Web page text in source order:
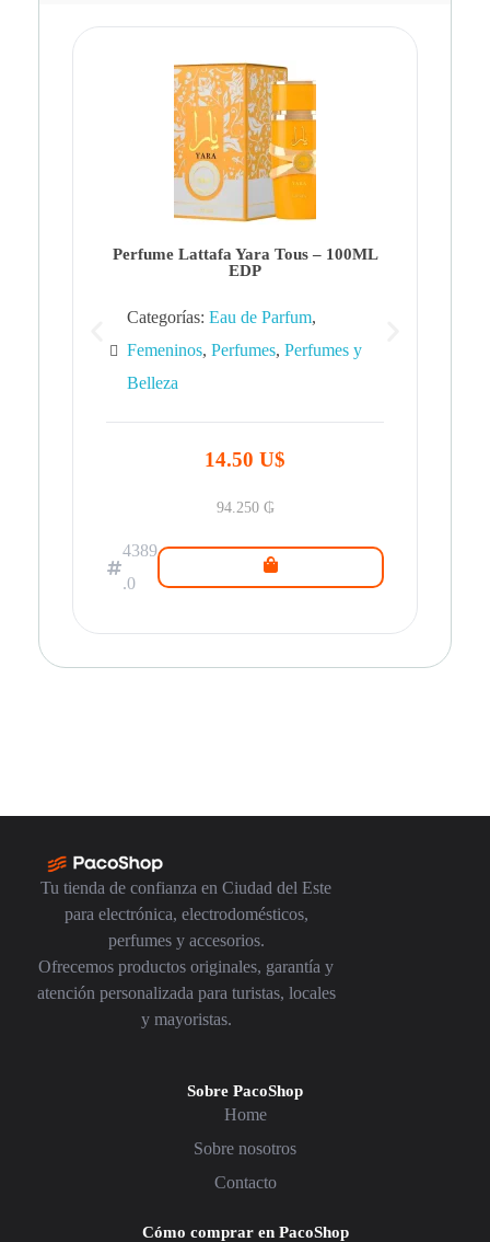
Perfume Lattafa Yara Tous – 100ML
EDP
Categorías: Eau de Parfum,
Femeninos, Perfumes, Perfumes y
Belleza
14.50 U$
94.250 ₲
4389
.0
Tu tienda de confianza en Ciudad del Este
para electrónica, electrodomésticos,
perfumes y accesorios.
Ofrecemos productos originales, garantía y
atención personalizada para turistas, locales
y mayoristas.
Sobre PacoShop
Home
Sobre nosotros
Contacto
Cómo comprar en PacoShop